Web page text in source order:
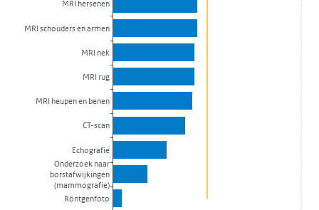
MRI hersenen
MRI schouders en armen
MRI nek
MRI rug
MRI heupen en benen
CT-scan
Echografie
Onderzoek naar
borstafwijkingen
(mammografie)
Röntgenfoto